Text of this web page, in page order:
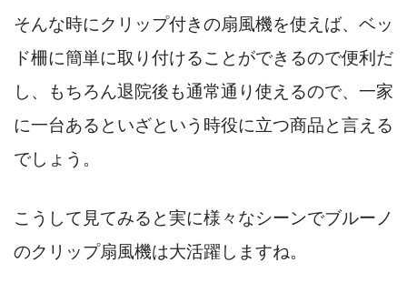
そんな時にクリップ付きの扇風機を使えば、ベッ
ド柵に簡単に取り付けることができるので便利だ
し、もちろん退院後も通常通り使えるので、一家
に一台あるといざという時役に立つ商品と言える
でしょう。
こうして見てみると実に様々なシーンでブルーノ
のクリップ扇風機は大活躍しますね。